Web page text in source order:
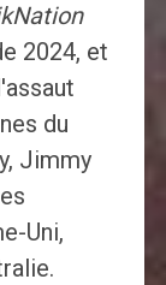
2024, et
du
Jimmy
Uni,